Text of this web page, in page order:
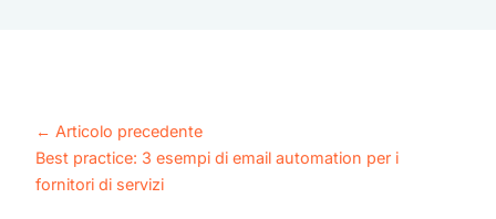
← Articolo precedente
Best practice: 3 esempi di email automation per i
fornitori di servizi